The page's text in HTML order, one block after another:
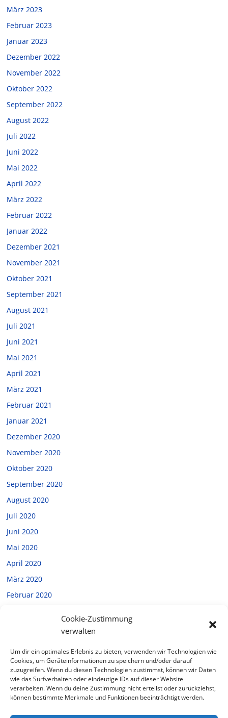
Cookie-Zustimmung
verwalten
Um dir ein optimales Erlebnis zu bieten, verwenden wir Technologien wie
Cookies, um Geräteinformationen zu speichern und/oder darauf
zuzugreifen. Wenn du diesen Technologien zustimmst, können wir Daten
wie das Surfverhalten oder eindeutige IDs auf dieser Website
verarbeiten. Wenn du deine Zustimmung nicht erteilst oder zurückziehst,
können bestimmte Merkmale und Funktionen beeinträchtigt werden.
März 2023
Februar 2023
Januar 2023
Dezember 2022
November 2022
Oktober 2022
September 2022
August 2022
Juli 2022
Juni 2022
Mai 2022
April 2022
März 2022
Februar 2022
Januar 2022
Dezember 2021
November 2021
Oktober 2021
September 2021
August 2021
Juli 2021
Juni 2021
Mai 2021
April 2021
März 2021
Februar 2021
Januar 2021
Dezember 2020
November 2020
Oktober 2020
September 2020
August 2020
Juli 2020
Juni 2020
Mai 2020
April 2020
März 2020
Februar 2020
Oktober 2019
September 2019
Juli 2019